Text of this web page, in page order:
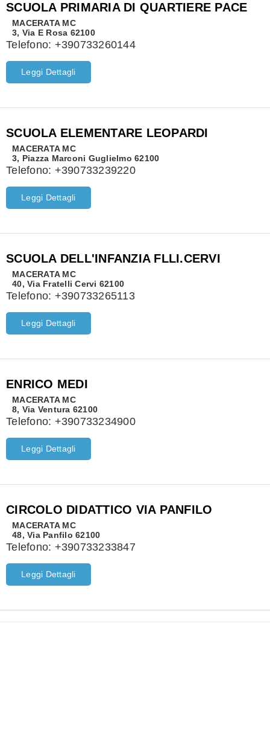
SCUOLA PRIMARIA DI QUARTIERE PACE
MACERATA MC
3, Via E Rosa 62100
Telefono: +390733260144
Leggi Dettagli
SCUOLA ELEMENTARE LEOPARDI
MACERATA MC
3, Piazza Marconi Guglielmo 62100
Telefono: +390733239220
Leggi Dettagli
SCUOLA DELL'INFANZIA FLLI.CERVI
MACERATA MC
40, Via Fratelli Cervi 62100
Telefono: +390733265113
Leggi Dettagli
ENRICO MEDI
MACERATA MC
8, Via Ventura 62100
Telefono: +390733234900
Leggi Dettagli
CIRCOLO DIDATTICO VIA PANFILO
MACERATA MC
48, Via Panfilo 62100
Telefono: +390733233847
Leggi Dettagli